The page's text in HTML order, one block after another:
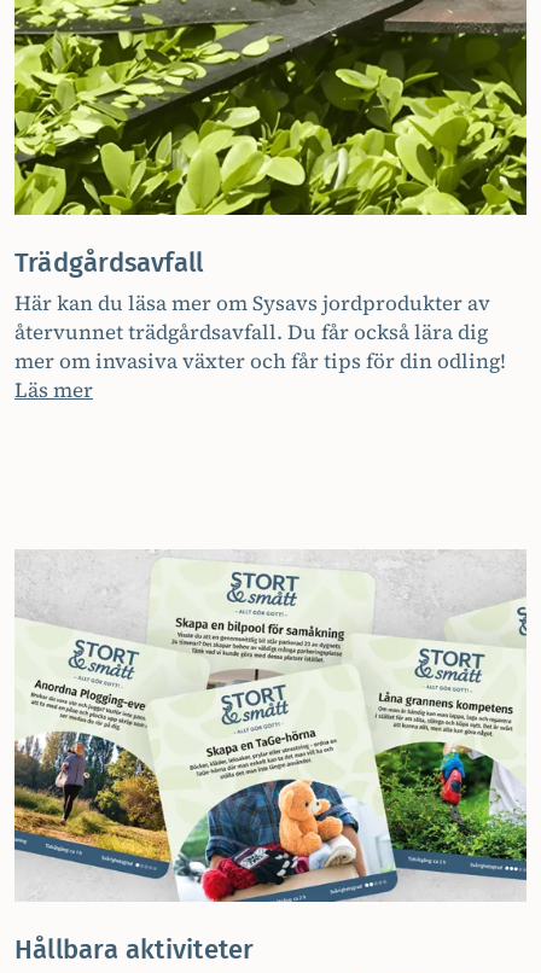
Trädgårdsavfall
Här kan du läsa mer om Sysavs jordprodukter av
återvunnet trädgårdsavfall. Du får också lära dig
mer om invasiva växter och får tips för din odling!
Läs mer
Hållbara aktiviteter